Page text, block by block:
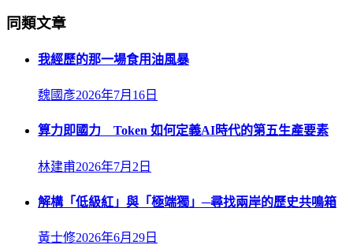
同類文章
我經歷的那一場食用油風暴
魏國彥2026年7月16日
算力即國力 Token 如何定義AI時代的第五生產要素
林建甫2026年7月2日
解構「低級紅」與「極端獨」─尋找兩岸的歷史共鳴箱
黃士修2026年6月29日